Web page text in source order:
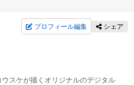
プロフィール編集 シェア
スケが描くオリジナルのデジタル